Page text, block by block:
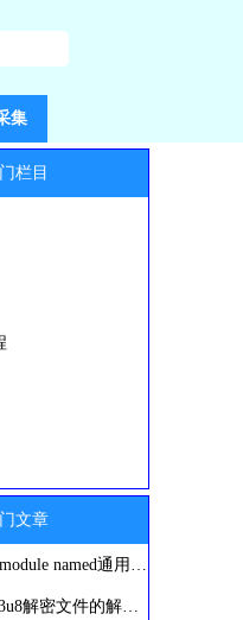
集
栏目
文章
ImportError:No module named通用解决方法
用ffmpeg实现m3u8解密文件的解密及ts文件的合并